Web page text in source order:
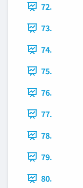
72.
73.
74.
75.
76.
77.
78.
79.
80.